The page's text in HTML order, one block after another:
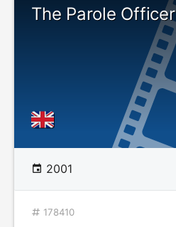
The Parole Officer
2001
178410